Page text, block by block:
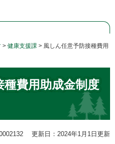
> 健康支援課 > 風しん任意予防接種費用
費用助成金制度
更新日：2024年1月1日更新